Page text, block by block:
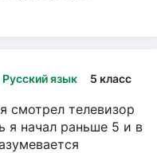
Русский язык 5 класс
смотрел телевизор
я начал раньше 5 и в